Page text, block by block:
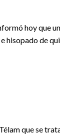
hoy que
hisopado de
que se